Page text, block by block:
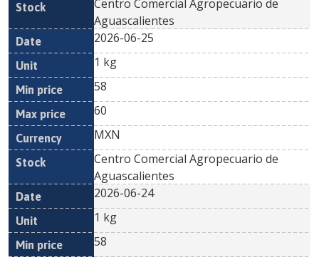
Centro Comercial Agropecuario de
Aguascalientes
2026-06-25
1 kg
58
60
MXN
Centro Comercial Agropecuario de
Aguascalientes
2026-06-24
1 kg
58